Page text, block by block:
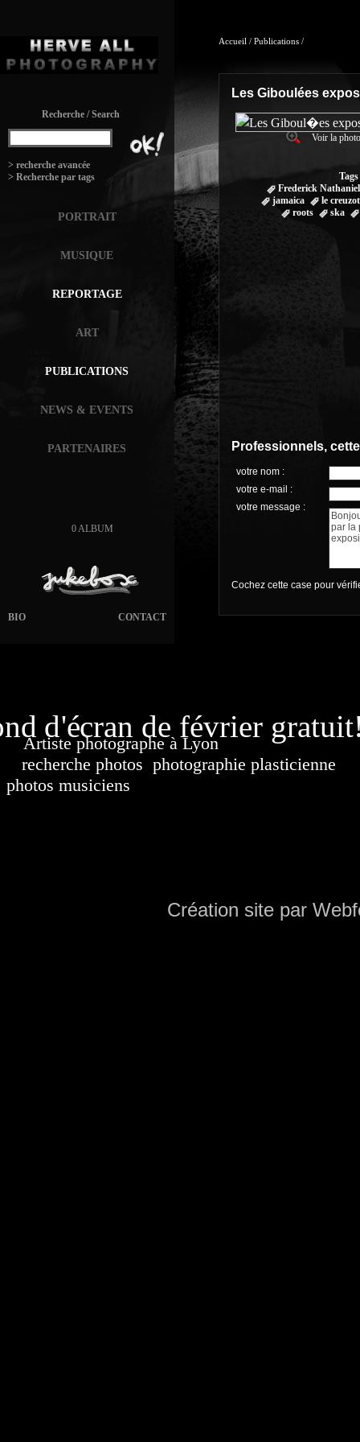
Recherche / Search
> recherche avancée
> Recherche par tags
PORTRAIT
MUSIQUE
REPORTAGE
ART
PUBLICATIONS
NEWS & EVENTS
PARTENAIRES
0 ALBUM
CONTACT
BIO
Accueil / Publications /
Les Giboulées
Voir la
Frederick
jamaica
le creuzot
roots
ska
Professionnels,
votre nom :
votre e-mail :
votre message :
Cochez cette case pour
d'écran de février
Artiste photographe à LyonFrance. Banque
recherche photos photographie plasticienne
photos musiciens
Création site par